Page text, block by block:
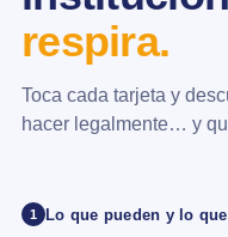
respira.
Toca cada tarjeta y
hacer legalmente… y
1 Lo que pueden y lo